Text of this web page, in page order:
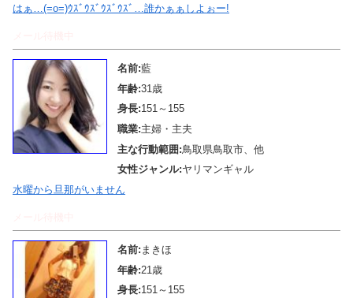
はぁ…(=o=)ｳｽﾞｳｽﾞｳｽﾞｳｽﾞ…誰かぁぁしよぉー!
名前:藍
年齢:31歳
身長:151～155
職業:主婦・主夫
主な行動範囲:鳥取県鳥取市、他
女性ジャンル:ヤリマンギャル
水曜から旦那がいません
名前: まきほ
年齢:21歳
身長:151～155